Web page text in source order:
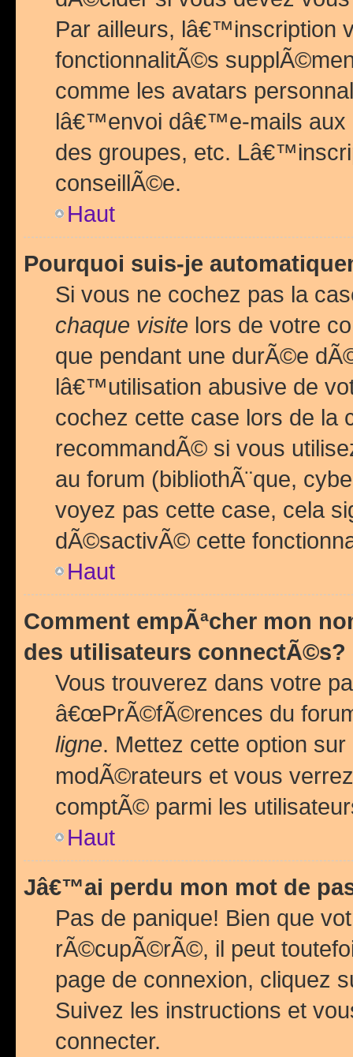
Par ailleurs, lâ€™inscription
fonctionnalitÃ©s
comme les avatars
lâ€™envoi dâ€™e-mails
des groupes, etc.
conseillÃ©e.
Haut
Pourquoi suis-je
Si vous ne cochez pas la
chaque visite lors de votre
que pendant une durÃ©e
lâ€™utilisation abusive de
cochez cette case lors de
recommandÃ© si vous
au forum (bibliothÃ¨que,
voyez pas cette case, cela
dÃ©sactivÃ© cette
Haut
Comment empÃªcher mon
des utilisateurs connectÃ©s?
Vous trouverez dans votre
â€œPrÃ©fÃ©rences du
ligne. Mettez cette option sur
modÃ©rateurs et vous
comptÃ© parmi les
Haut
Jâ€™ai perdu mon mot de
Pas de panique! Bien que
rÃ©cupÃ©rÃ©, il peut
page de connexion, cliquez
Suivez les instructions et
connecter.